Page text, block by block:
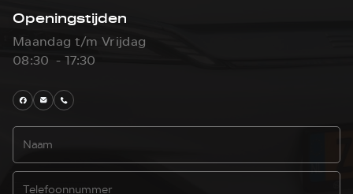
Openingstijden
Maandag t/m Vrijdag
08:30 - 17:30